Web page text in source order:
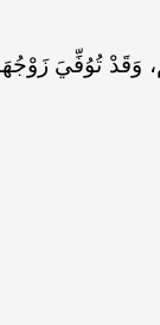
وَقَدْ تُوُفِّيَ